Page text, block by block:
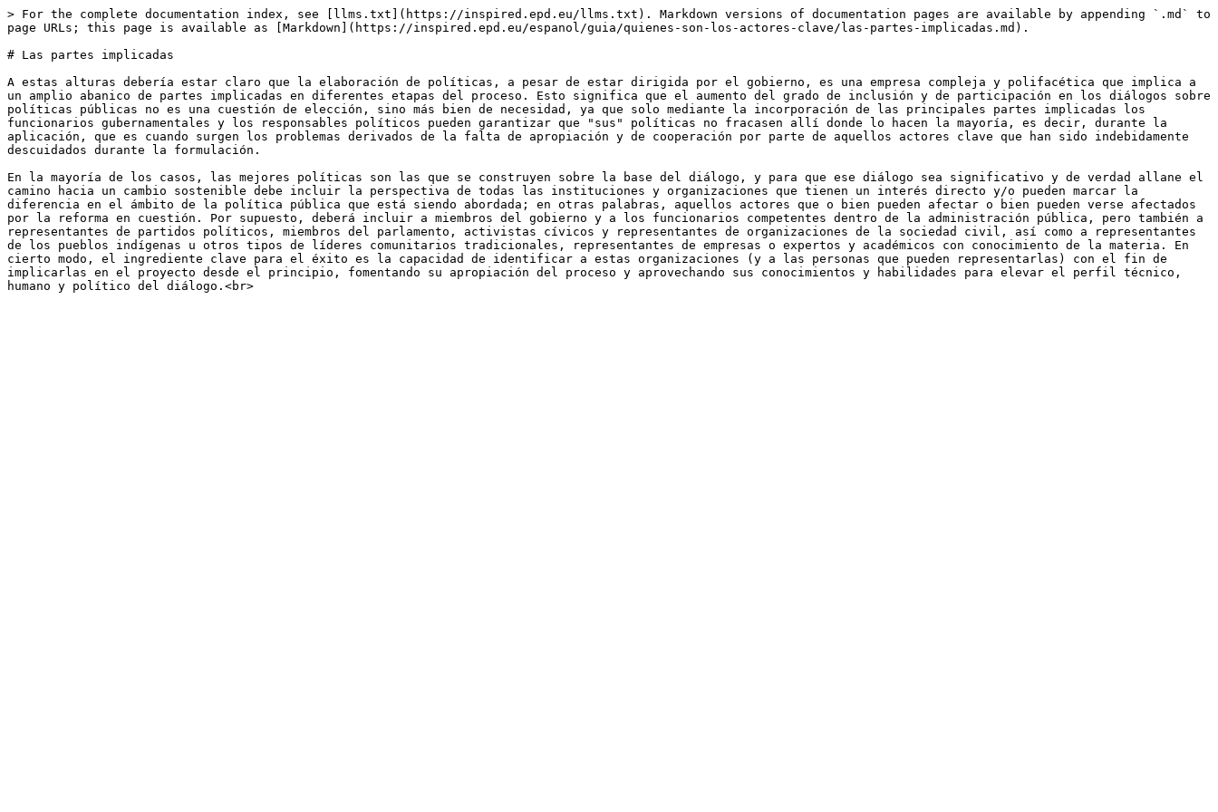
> For the complete documentation index, see [llms.txt](https://inspired.epd.eu/llms.txt). Markdown versions of documentation pages are available by appending `.md` to
page URLs; this page is available as [Markdown](https://inspired.epd.eu/espanol/guia/quienes-son-los-actores-clave/las-partes-implicadas.md).
# Las partes implicadas
A estas alturas debería estar claro que la elaboración de políticas, a pesar de estar dirigida por el gobierno, es una empresa compleja y polifacética que implica a
un amplio abanico de partes implicadas en diferentes etapas del proceso. Esto significa que el aumento del grado de inclusión y de participación en los diálogos sobre
políticas públicas no es una cuestión de elección, sino más bien de necesidad, ya que solo mediante la incorporación de las principales partes implicadas los
funcionarios gubernamentales y los responsables políticos pueden garantizar que "sus" políticas no fracasen allí donde lo hacen la mayoría, es decir, durante la
aplicación, que es cuando surgen los problemas derivados de la falta de apropiación y de cooperación por parte de aquellos actores clave que han sido indebidamente
descuidados durante la formulación.
En la mayoría de los casos, las mejores políticas son las que se construyen sobre la base del diálogo, y para que ese diálogo sea significativo y de verdad allane el
camino hacia un cambio sostenible debe incluir la perspectiva de todas las instituciones y organizaciones que tienen un interés directo y/o pueden marcar la
diferencia en el ámbito de la política pública que está siendo abordada; en otras palabras, aquellos actores que o bien pueden afectar o bien pueden verse afectados
por la reforma en cuestión. Por supuesto, deberá incluir a miembros del gobierno y a los funcionarios competentes dentro de la administración pública, pero también a
representantes de partidos políticos, miembros del parlamento, activistas cívicos y representantes de organizaciones de la sociedad civil, así como a representantes
de los pueblos indígenas u otros tipos de líderes comunitarios tradicionales, representantes de empresas o expertos y académicos con conocimiento de la materia. En
cierto modo, el ingrediente clave para el éxito es la capacidad de identificar a estas organizaciones (y a las personas que pueden representarlas) con el fin de
implicarlas en el proyecto desde el principio, fomentando su apropiación del proceso y aprovechando sus conocimientos y habilidades para elevar el perfil técnico,